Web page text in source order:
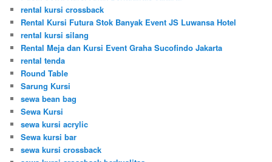
rental kursi crossback
Rental Kursi Futura Stok Banyak Event JS Luwansa Hotel
rental kursi silang
Rental Meja dan Kursi Event Graha Sucofindo Jakarta
rental tenda
Round Table
Sarung Kursi
sewa bean bag
Sewa Kursi
sewa kursi acrylic
Sewa kursi bar
sewa kursi crossback